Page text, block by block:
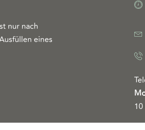
nur nach
eines